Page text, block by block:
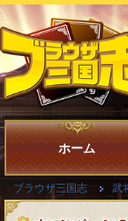
ホーム
ブラウザ三国志 武